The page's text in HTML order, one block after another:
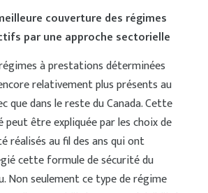
couverture des régimes
par une approche sectorielle
à prestations déterminées
relativement plus présents au
que dans le reste du Canada. Cette
peut être expliquée par les choix de
réalisés au fil des ans qui ont
cette formule de sécurité du
Non seulement ce type de régime